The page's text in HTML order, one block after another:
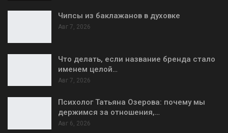
Чипсы из баклажанов в духовке
Авг 7, 2026
Что делать, если название бренда стало
именем целой…
Авг 7, 2026
Психолог Татьяна Озерова: почему мы
держимся за отношения,…
Авг 6, 2026